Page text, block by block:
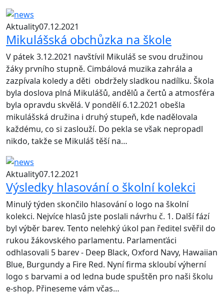
Aktuality07.12.2021
Mikulášská obchůzka na škole
V pátek 3.12.2021 navštívil Mikuláš se svou družinou
žáky prvního stupně. Cimbálová muzika zahrála a
zazpívala koledy a děti obdržely sladkou nadílku. Škola
byla doslova plná Mikulášů, andělů a čertů a atmosféra
byla opravdu skvělá. V pondělí 6.12.2021 obešla
mikulášská družina i druhý stupeň, kde nadělovala
každému, co si zaslouží. Do pekla se však nepropadl
nikdo, takže se Mikuláš těší na…
Aktuality07.12.2021
Výsledky hlasování o školní kolekci
Minulý týden skončilo hlasování o logo na školní
kolekci. Nejvíce hlasů jste poslali návrhu č. 1. Další fází
byl výběr barev. Tento nelehký úkol pan ředitel svěřil do
rukou žákovského parlamentu. Parlamenťáci
odhlasovali 5 barev - Deep Black, Oxford Navy, Hawaiian
Blue, Burgundy a Fire Red. Nyní firma skloubí výherní
logo s barvami a od ledna bude spuštěn pro naši školu
e-shop. Přineseme vám včas…